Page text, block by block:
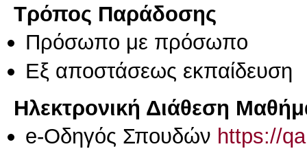
Τρόπος Παράδοσης
Πρόσωπο με πρόσωπο
Eξ απoστάσεως εκπαίδευση
Ηλεκτρονική Διάθεση
e-Οδηγός Σπουδών https://